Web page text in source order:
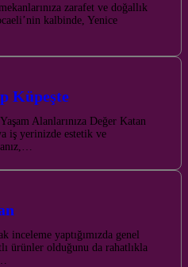
zarafet ve doğallık
kalbinde, Yenice
Küpeşte
Alanlarınıza Değer Katan
iş yerinizde estetik ve
inceleme yaptığımızda genel
ürünler olduğunu da rahatlıkla